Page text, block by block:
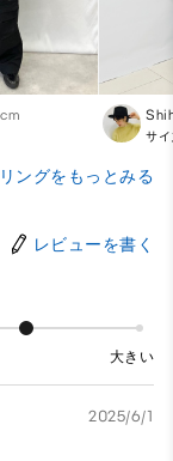
サイ
ングをもっとみる
レビューを書く
大きい
2025/6/1